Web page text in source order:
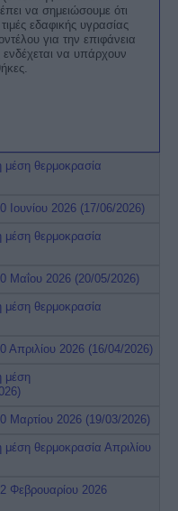
να σημειώσουμε ότι
εδαφικής υγρασίας
για την επιφάνεια
να υπάρχουν
θερμοκρασία
Ιουνίου 2026 (17/06/2026)
θερμοκρασία
Μαΐου 2026 (20/05/2026)
θερμοκρασία
Απριλίου 2026 (16/04/2026)
μέση
Μαρτίου 2026 (19/03/2026)
θερμοκρασία Απριλίου
Φεβρουαρίου 2026